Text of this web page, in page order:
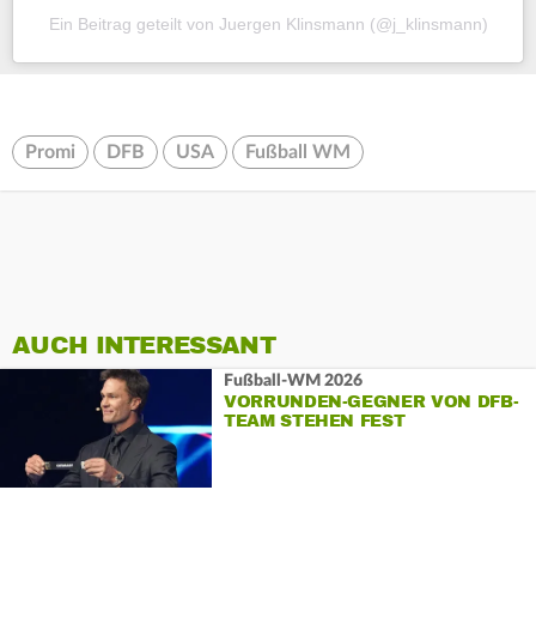
Ein Beitrag geteilt von Juergen Klinsmann (@j_klinsmann)
Promi DFB USA Fußball WM
AUCH INTERESSANT
Fußball-WM 2026
VORRUNDEN-GEGNER VON DFB-
TEAM STEHEN FEST